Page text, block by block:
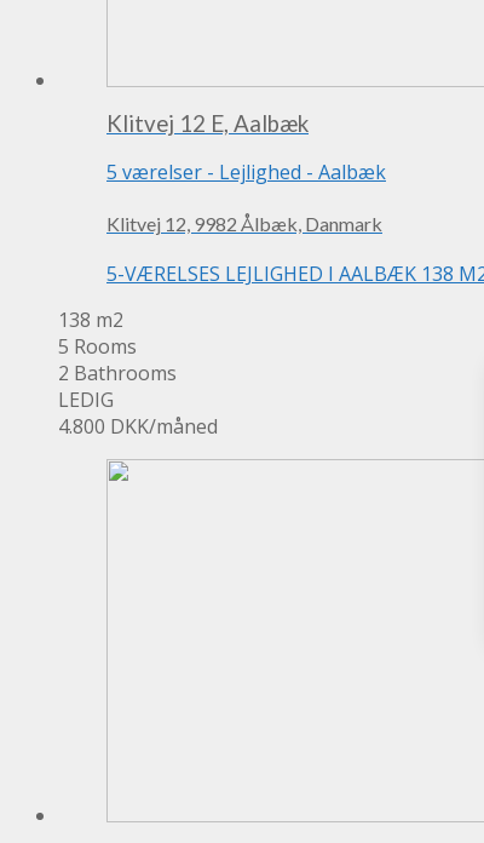
Klitvej 12 E, Aalbæk
5 værelser - Lejlighed - Aalbæk
Klitvej 12, 9982 Ålbæk, Danmark
5-VÆRELSES LEJLIGHED I AALBÆK
138 m2
5 Rooms
2 Bathrooms
LEDIG
4.800 DKK/måned